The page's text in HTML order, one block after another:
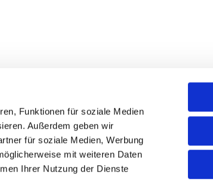
Funktionen für soziale Medien
Außerdem geben wir
für soziale Medien, Werbung
mit weiteren Daten
Ihrer Nutzung der Dienste
zum Schutz vor
Hinweisgebersystem